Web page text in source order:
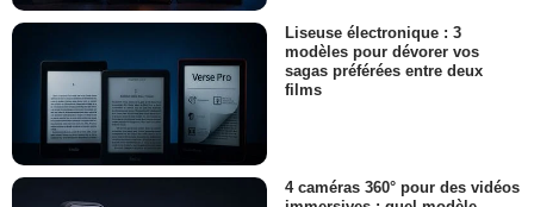
Liseuse électronique : 3
modèles pour dévorer vos
sagas préférées entre deux
films
4 caméras 360° pour des vidéos